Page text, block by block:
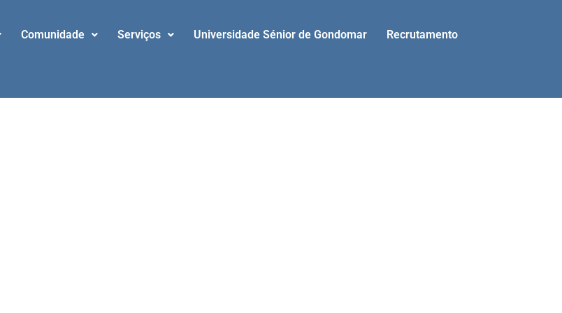
Comunidade Serviços Universidade Sénior de Gondomar Recrutamento